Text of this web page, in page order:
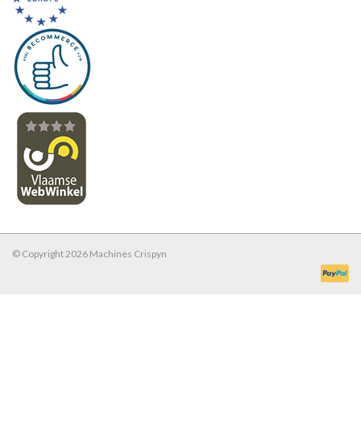
© Copyright 2026 Machines Crispyn